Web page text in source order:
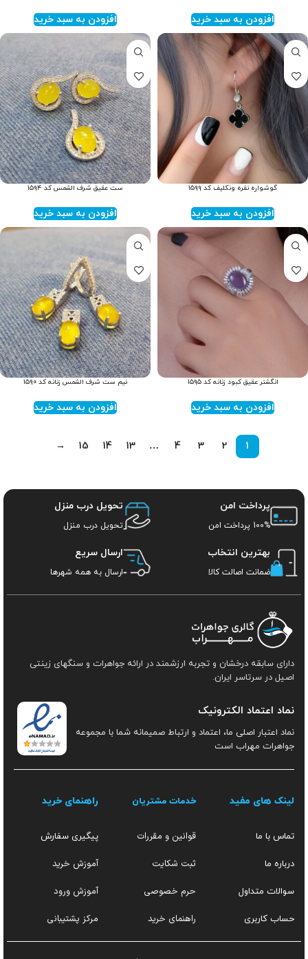
افزودن به سبد خرید افزودن به سبد خرید
گوشواره نقره ونکلیف کد ۱۵۹۹
افزودن به سبد خرید
ست عقیق شرف الشمس کد ۱۵۹۴
افزودن به سبد خرید
انگشتر عقیق کبود زنانه کد ۱۵۹۵
افزودن به سبد خرید
نیم ست شرف الشمس زنانه کد ۱۵۹۰
افزودن به سبد خرید
1
2
3
4
…
13
14
15
→
پرداخت امن
100% پرداخت امن
تحویل درب منزل
تحویل درب منزل
بهترین انتخاب
ضمانت اصالت کالا
ارسال سریع
ارسال به همه شهرها
دارای سابقه درخشان و تجربه ارزشمند در ارائه جواهرات و سنگهای زینتی
اصیل در سرتاسر ایران.
نماد اعتماد الکترونیک
نماد اعتبار اصلی ما، اعتماد و ارتباط صمیمانه شما با مجموعه
جواهرات مهراب است
لینک های مفید
تماس با ما
درباره ما
سوالات متداول
حساب کاربری
خدمات مشتریان
قوانین و مقررات
ثبت شکایت
حرم خصوصی
راهنمای خرید
راهنمای خرید
پیگیری سفارش
آموزش خرید
آموزش ورود
مرکز پشتیبانی